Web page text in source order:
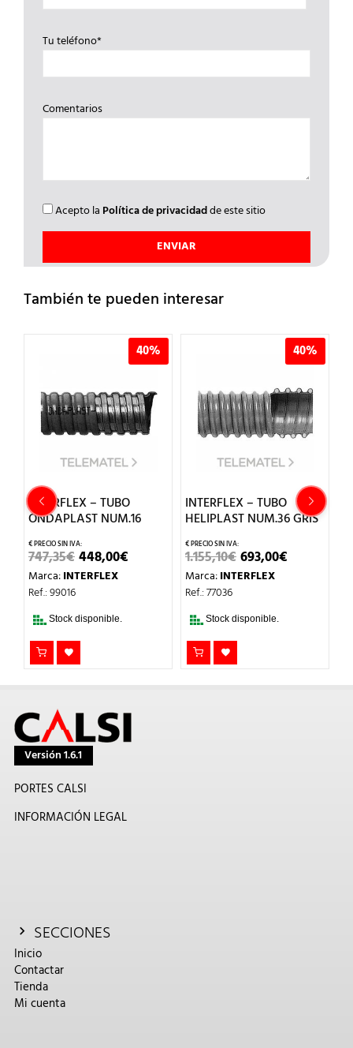
Tu teléfono*
Comentarios
Acepto la Política de privacidadde este sitio
También te pueden interesar
40%
INTERFLEX – TUBO
ONDAPLAST NUM.16
747,35€EL
PRECIO
ORIGINAL
448,00€
Marca:INTERFLEX
Ref.: 99016
Stock disponible.
40%
INTERFLEX – TUBO
HELIPLAST NUM.36 GRIS
1.155,10€EL
PRECIO
ORIGINAL
693,00€
Marca:INTERFLEX
Ref.: 77036
Stock disponible.
Versión 1.6.1
PORTES CALSI
INFORMACIÓN LEGAL
SECCIONES
Inicio
Contactar
Tienda
Mi cuenta